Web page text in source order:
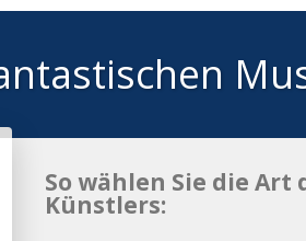
So wählen Sie die Art
Künstlers: